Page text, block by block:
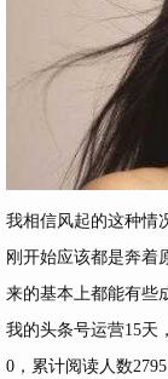
我相信风起的这种情
刚开始应该都是奔着
来的基本上都能有些
我的头条号运营15天
0，累计阅读人数